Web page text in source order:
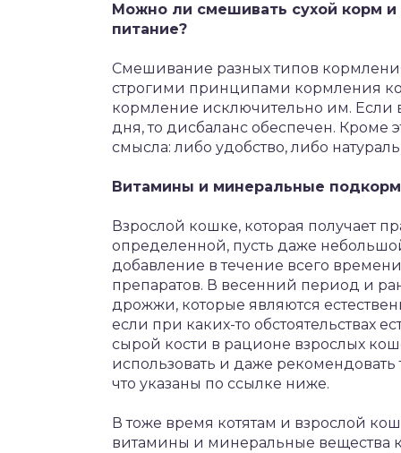
Можно ли смешивать сухой корм
питание?
Смешивание разных типов
строгими принципами кормления
кормление исключительно им. Если
дня, то дисбаланс обеспечен. Кроме
смысла: либо удобство, либо
Витамины и минеральные
Взрослой кошке, которая получает
определенной, пусть даже
добавление в течение всего
препаратов. В весенний период и
дрожжи, которые являются
если при каких-то обстоятельствах
сырой кости в рационе взрослых
использовать и даже
что указаны по ссылке ниже.
В тоже время котятам и взрослой
витамины и минеральные вещества